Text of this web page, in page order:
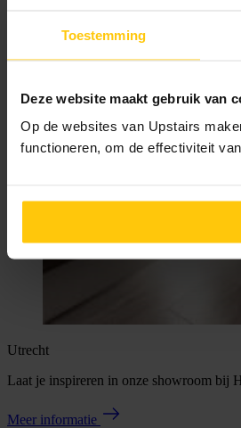
Toestemming
Deze website maakt gebruik van
Op de websites van Upstairs
functioneren, om de effectiviteit
Utrecht
Laat je inspireren in onze showroom bij
Meer informatie